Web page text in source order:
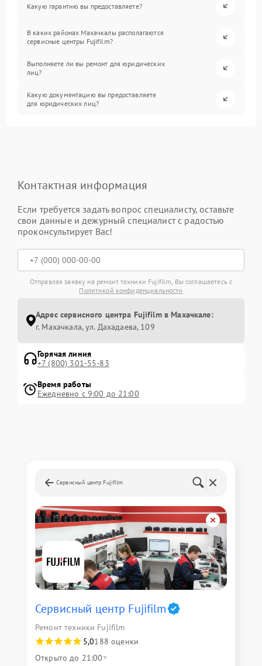
Какую гарантию вы предоставляете?
В каких районах Махачкалы располагаются
сервисные центры Fujifilm?
Выполняете ли вы ремонт для юридических
лиц?
Какую документацию вы предоставляете
для юридических лиц?
Контактная информация
Если требуется задать вопрос специалисту, оставьте
свои данные и дежурный специалист с радостью
проконсультирует Вас!
Отправляя заявку на ремонт техники Fujifilm, Вы соглашаетесь с
Политикой конфиденциальности
Адрес сервисного центра Fujifilm в Махачкале:
г. Махачкала, ул. Дахадаева, 109
Горячая линия
+7 (800) 301-55-83
Время работы
Ежедневно с 9:00 до 21:00
Сервисный центр Fujifilm
Сервисный центр Fujifilm
Ремонт техники Fujifilm
5,0188 оценки
Открыто до 21:00